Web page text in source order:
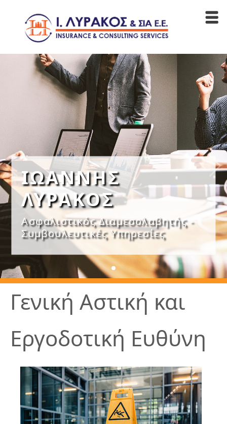
ΙΩΑΝΝΗΣ
ΛΥΡΑΚΟΣ
Ασφαλιστικός Διαμεσολαβητής -
Συμβουλευτικές Υπηρεσίες
Γενική Αστική και
Εργοδοτική Ευθύνη